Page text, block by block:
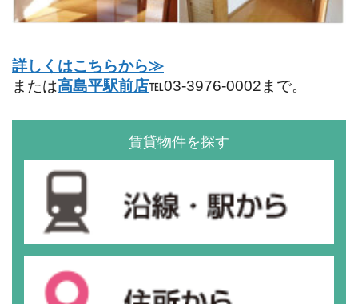
詳しくはこちらから≫
または高島平駅前店℡03-3976-0002まで。
賃貸物件を探す